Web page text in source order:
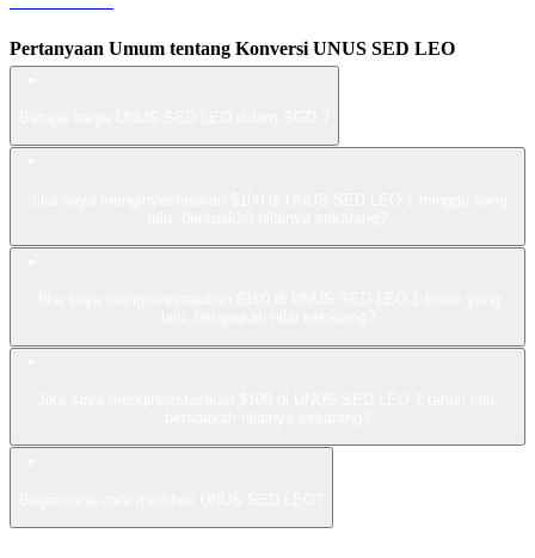
Pertanyaan Umum tentang Konversi UNUS SED LEO